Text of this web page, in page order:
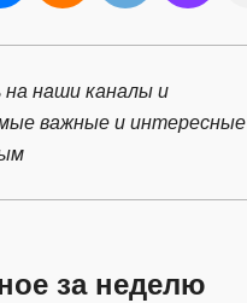
наши каналы и
важные и интересные
за неделю